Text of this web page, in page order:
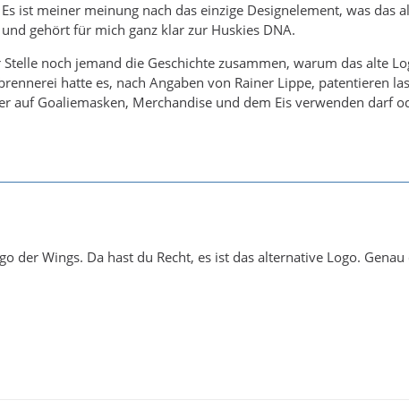
Es ist meiner meinung nach das einzige Designelement, was
gehört für mich ganz klar zur Huskies DNA.
noch jemand die Geschichte zusammen, warum das alte
hatte es, nach Angaben von Rainer Lippe, patentieren
auf Goaliemasken, Merchandise und dem Eis verwenden darf
der Wings. Da hast du Recht, es ist das alternative Logo.